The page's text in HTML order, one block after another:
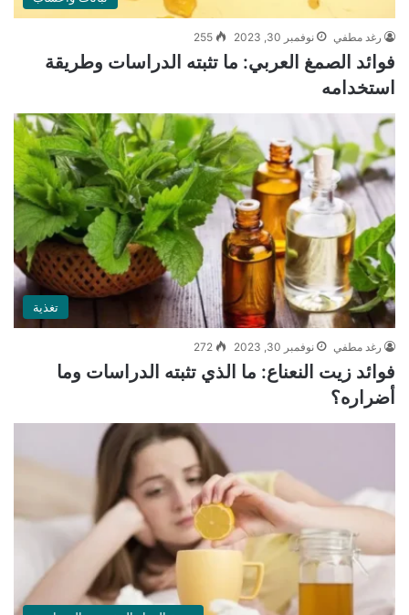
رغد مطفي نوفمبر 30, 2023 255
فوائد الصمغ العربي: ما تثبته الدراسات وطريقة
استخدامه
تغذية
رغد مطفي نوفمبر 30, 2023 272
فوائد زيت النعناع: ما الذي تثبته الدراسات وما
أضراره؟